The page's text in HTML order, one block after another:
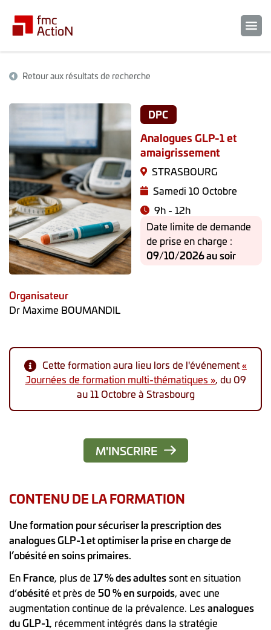
Retour aux résultats de recherche
DPC
Analogues GLP-1 et
amaigrissement
STRASBOURG
Samedi 10 Octobre
9h - 12h
Date limite de demande
de prise en charge :
09/10/2026 au soir
Organisateur
Dr Maxime BOUMANDIL
Cette formation aura lieu lors de l'événement«
Journées de formation multi-thématiques », du 09
au 11 Octobre à Strasbourg
M'INSCRIRE
CONTENU DE LA FORMATION
Une formation pour sécuriser la prescription des
analogues GLP-1 et optimiser la prise en charge de
l’obésité en soins primaires.
En France, plus de 17 % des adultessont en situation
d’obésitéet près de 50 % en surpoids, avec une
augmentation continue de la prévalence. Les analogues
du GLP-1, récemment intégrés dans la stratégie